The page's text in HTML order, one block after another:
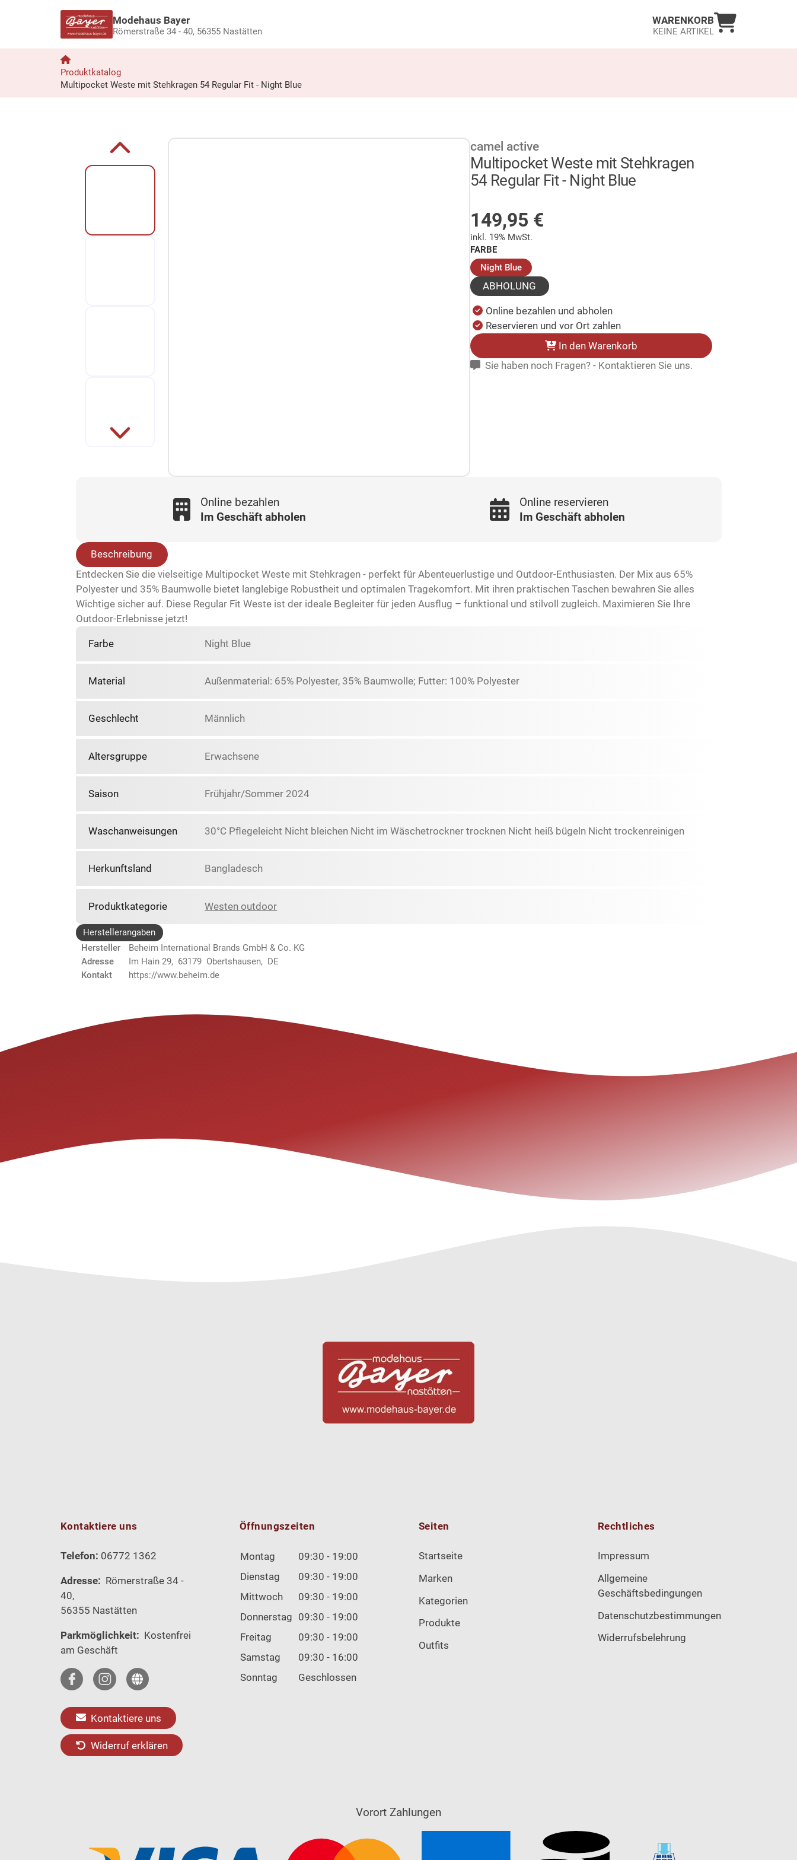
Modehaus Bayer
Römerstraße 34 - 40, 56355 Nastätten
WARENKORB
KEINE ARTIKEL
Warenkorb
Produktkatalog
Multipocket Weste mit Stehkragen 54 Regular Fit - Night Blue
Zur Produktbeschreibung springen camel active
Multipocket Weste mit Stehkragen
54 Regular Fit - Night Blue
149,95 €
inkl. 19% MwSt.
FARBE
Night Blue(ausgewählt)
ABHOLUNG
Online bezahlen und abholen
Reservieren und vor Ort zahlen
In den Warenkorb
Sie haben noch Fragen? - Kontaktieren Sie uns.
Online bezahlen
Im Geschäft abholen
Online reservieren
Im Geschäft abholen
Beschreibung
Entdecken Sie die vielseitige Multipocket Weste mit Stehkragen - perfekt für Abenteuerlustige und Outdoor-Enthusiasten. Der Mix aus 65%
Polyester und 35% Baumwolle bietet langlebige Robustheit und optimalen Tragekomfort. Mit ihren praktischen Taschen bewahren Sie alles
Wichtige sicher auf. Diese Regular Fit Weste ist der ideale Begleiter für jeden Ausflug – funktional und stilvoll zugleich. Maximieren Sie Ihre
Outdoor-Erlebnisse jetzt!
Farbe Night Blue
Material Außenmaterial: 65% Polyester, 35% Baumwolle; Futter: 100% Polyester
Geschlecht Männlich
Altersgruppe Erwachsene
Saison Frühjahr/Sommer 2024
Waschanweisungen 30°C Pflegeleicht Nicht bleichen Nicht im Wäschetrockner trocknen Nicht heiß bügeln Nicht trockenreinigen
Herkunftsland Bangladesch
Produktkategorie Westen outdoor
Herstellerangaben
Hersteller
Beheim International Brands GmbH & Co. KG
Adresse
Im Hain 29, 63179 Obertshausen, DE
Kontakt
https://www.beheim.de
Kontaktiere uns
Telefon: 06772 1362
Adresse: Römerstraße 34 -
40,
56355 Nastätten
Parkmöglichkeit: Kostenfrei
am Geschäft
Kontaktiere uns
Widerruf erklären
Öffnungszeiten
Montag
09:30 - 19:00
Dienstag
09:30 - 19:00
Mittwoch
09:30 - 19:00
Donnerstag 09:30 - 19:00
Freitag
09:30 - 19:00
Samstag
09:30 - 16:00
Sonntag
Geschlossen
Seiten
Startseite
Marken
Kategorien
Produkte
Outfits
Rechtliches
Impressum
Allgemeine
Geschäftsbedingungen
Datenschutzbestimmungen
Widerrufsbelehrung
Vorort Zahlungen